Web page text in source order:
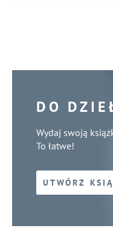
DO
Wydaj swoją
To łatwe!
UTWÓRZ